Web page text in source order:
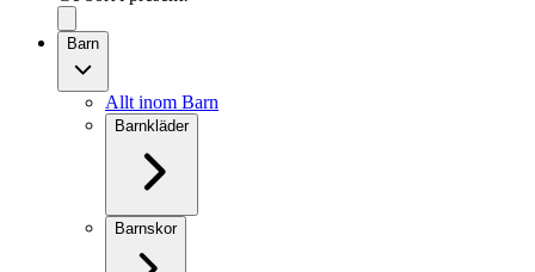
Barn
Allt inom Barn
Barnkläder
Barnskor